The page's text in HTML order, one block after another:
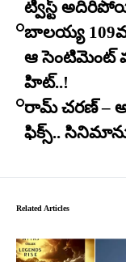
ట్విస్ట్
బాలయ్య
ఆ సెంటిమెంట్
హిట్..!
రామ్ చరణ్ –
ఫిక్స్..
Related Articles